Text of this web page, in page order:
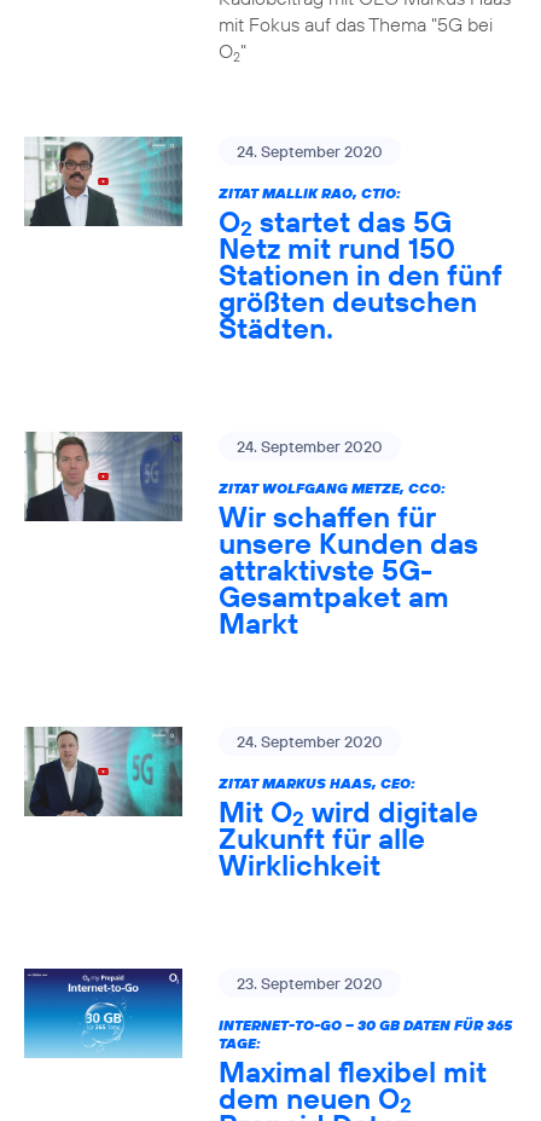
mit Fokus auf das Thema "5G bei
O2"
24. September 2020
ZITAT MALLIK RAO, CTIO:
O2 startet das 5G
Netz mit rund 150
Stationen in den fünf
größten deutschen
Städten.
24. September 2020
ZITAT WOLFGANG METZE, CCO:
Wir schaffen für
unsere Kunden das
attraktivste 5G-
Gesamtpaket am
Markt
24. September 2020
ZITAT MARKUS HAAS, CEO:
Mit O2 wird digitale
Zukunft für alle
Wirklichkeit
23. September 2020
INTERNET-TO-GO – 30 GB DATEN FÜR 365
TAGE:
Maximal flexibel mit
dem neuen O2